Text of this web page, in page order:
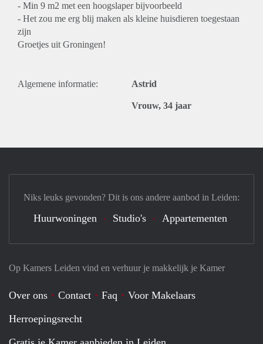
- Min 9 m2 met een hoogslaper bijvoorbeeld
- Het zou me erg blij maken als kleine huisdieren toegestaan
zijn
Groetjes uit Groningen!
Algemene informatie: Astrid
Vrouw, 34 jaar
Op Kamers Leiden vind en verhuur je makkelijk je Kamer
Over ons Contact Faq
Voor Makelaars
Herroepingsrecht
Niks leuks gevonden? Dit is ons andere aanbod in Leiden:
Huurwoningen Studio's Appartementen